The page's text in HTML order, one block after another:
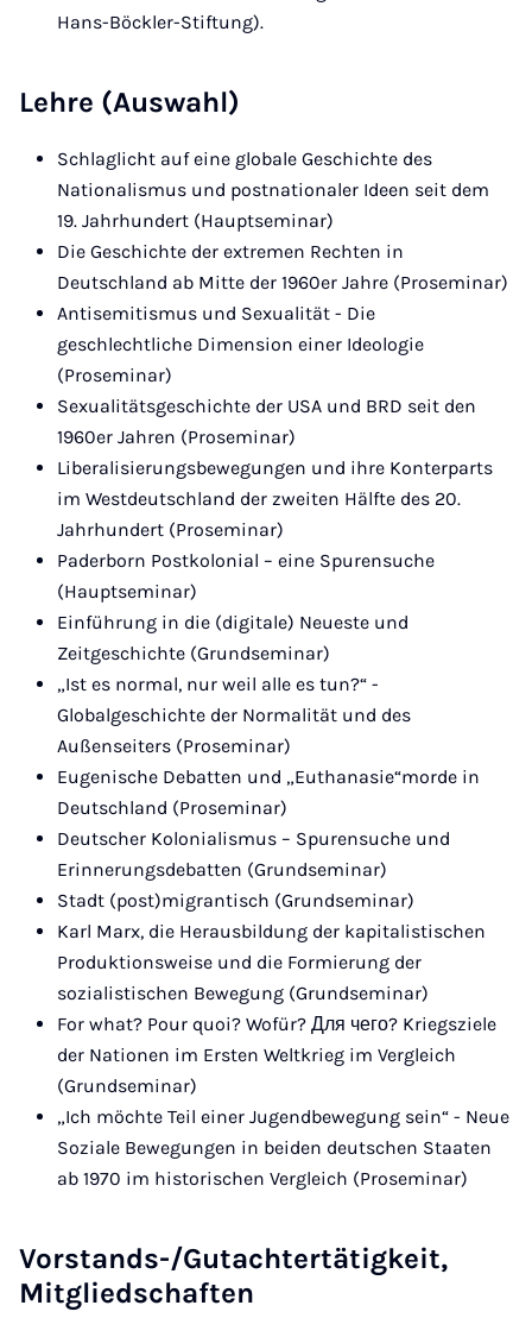
Hans-Böckler-Stiftung).
Lehre (Auswahl)
Schlaglicht auf eine globale Geschichte des
Nationalismus und postnationaler Ideen seit dem
19. Jahrhundert (Hauptseminar)
Die Geschichte der extremen Rechten in
Deutschland ab Mitte der 1960er Jahre (Proseminar)
Antisemitismus und Sexualität - Die
geschlechtliche Dimension einer Ideologie
(Proseminar)
Sexualitätsgeschichte der USA und BRD seit den
1960er Jahren (Proseminar)
Liberalisierungsbewegungen und ihre Konterparts
im Westdeutschland der zweiten Hälfte des 20.
Jahrhundert (Proseminar)
Paderborn Postkolonial – eine Spurensuche
(Hauptseminar)
Einführung in die (digitale) Neueste und
Zeitgeschichte (Grundseminar)
„Ist es normal, nur weil alle es tun?“ -
Globalgeschichte der Normalität und des
Außenseiters (Proseminar)
Eugenische Debatten und „Euthanasie“morde in
Deutschland (Proseminar)
Deutscher Kolonialismus – Spurensuche und
Erinnerungsdebatten (Grundseminar)
Stadt (post)migrantisch (Grundseminar)
Karl Marx, die Herausbildung der kapitalistischen
Produktionsweise und die Formierung der
sozialistischen Bewegung (Grundseminar)
For what? Pour quoi? Wofür? Для чего? Kriegsziele
der Nationen im Ersten Weltkrieg im Vergleich
(Grundseminar)
„Ich möchte Teil einer Jugendbewegung sein“ - Neue
Soziale Bewegungen in beiden deutschen Staaten
ab 1970 im historischen Vergleich (Proseminar)
Vorstands-/Gutachtertätigkeit,
Mitgliedschaften